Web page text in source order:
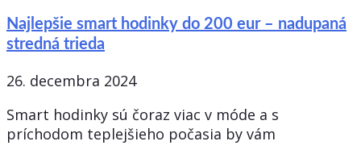
Najlepšie smart hodinky do 200 eur – nadupaná
stredná trieda
26. decembra 2024
Smart hodinky sú čoraz viac v móde a s
príchodom teplejšieho počasia by vám